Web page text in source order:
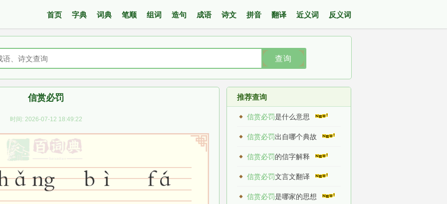
首页 字典 词典 笔顺 组词 造句 成语 诗文 拼音 翻译 近义词 反义词
查询
信赏必罚
时间: 2026-07-12 18:49:22
推荐查询
信赏必罚是什么意思
信赏必罚出自哪个典故
信赏必罚的信字解释
信赏必罚文言文翻译
信赏必罚是哪家的思想